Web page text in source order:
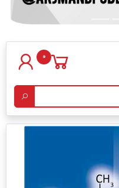
0